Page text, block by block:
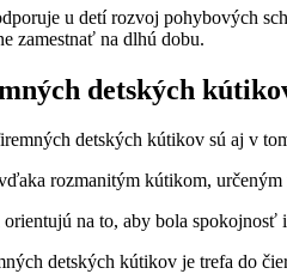
u detí rozvoj pohybových
zamestnať na dlhú dobu.
detských
detských kútikov sú aj v
rozmanitým kútikom,
na to, aby bola spokojnosť
detských kútikov je trefa do